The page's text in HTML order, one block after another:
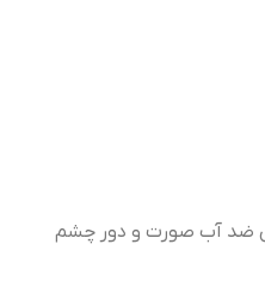
ضد آب صورت و دور چشم